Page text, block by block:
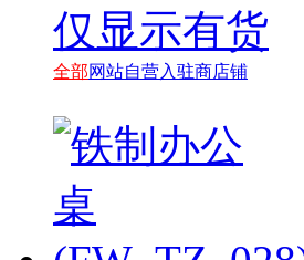
仅显示有货
全部网站自营入驻商店铺